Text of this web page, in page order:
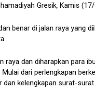
Gresik, Kamis
benar di jalan raya yang
raya dan diharapkan para
dari perlengkapan
kelengkapan surat-surat